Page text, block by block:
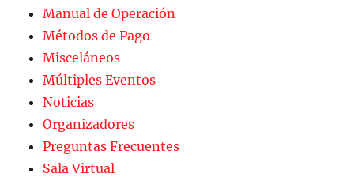
Manual de Operación
Métodos de Pago
Misceláneos
Múltiples Eventos
Noticias
Organizadores
Preguntas Frecuentes
Sala Virtual